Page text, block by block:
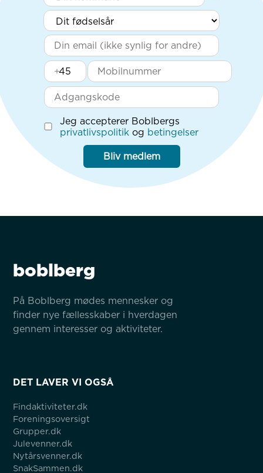
+
Jeg accepterer Boblbergs
privatlivspolitik og betingelser
Bliv medlem
boblberg
På Boblberg mødes mennesker og
finder nye fællesskaber i hverdagen
gennem interesser og aktiviteter.
DET LAVER VI OGSÅ
Findaktiviteter.dk
Foreningsoversigt
Grupper.dk
Julevenner.dk
Nytårsvenner.dk
SnakSammen.dk